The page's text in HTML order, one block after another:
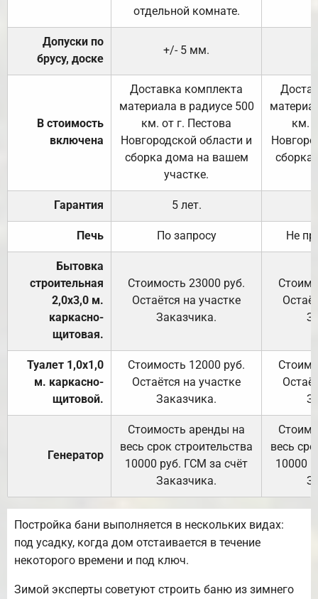
отдельной комнате.
Допуски по
брусу, доске
+/- 5 мм.
В стоимость
включена
Доставка комплекта
материала в радиусе 500
км. от г. Пестова
Новгородской области и
сборка дома на вашем
участке.
км.
Гарантия 5 лет.
Печь По запросу Не
Бытовка
строительная
2,0х3,0 м.
каркасно-
щитовая.
Стоимость 23000 руб.
Остаётся на участке
Заказчика.
Туалет 1,0х1,0
м. каркасно-
щитовой.
Стоимость 12000 руб.
Остаётся на участке
Заказчика.
Генератор
Стоимость аренды на
весь срок строительства
10000 руб. ГСМ за счёт
Заказчика.
весь
10000
Постройка бани выполняется в нескольких видах:
под усадку, когда дом отстаивается в течение
некоторого времени и под ключ.
Зимой эксперты советуют строить баню из зимнего